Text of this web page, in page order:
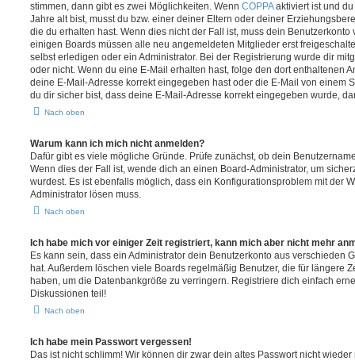
stimmen, dann gibt es zwei Möglichkeiten. Wenn COPPAaktiviert ist und
Jahre alt bist, musst du bzw. einer deiner Eltern oder deiner
die du erhalten hast. Wenn dies nicht der Fall ist, muss dein
einigen Boards müssen alle neu angemeldeten Mitglieder erst
selbst erledigen oder ein Administrator. Bei der Registrierung wurde dir
oder nicht. Wenn du eine E-Mail erhalten hast, folge den dort enthaltenen
deine E-Mail-Adresse korrekt eingegeben hast oder die E-Mail von einem
du dir sicher bist, dass deine E-Mail-Adresse korrekt eingegeben wurde,
Nach oben
Warum kann ich mich nicht anmelden?
Dafür gibt es viele mögliche Gründe. Prüfe zunächst, ob dein
Wenn dies der Fall ist, wende dich an einen Board-Administrator, um
wurdest. Es ist ebenfalls möglich, dass ein Konfigurationsproblem mit der
Administrator lösen muss.
Nach oben
Ich habe mich vor einiger Zeit registriert, kann mich aber nicht mehr
Es kann sein, dass ein Administrator dein Benutzerkonto aus verschieden
hat. Außerdem löschen viele Boards regelmäßig Benutzer, die für längere
haben, um die Datenbankgröße zu verringern. Registriere dich einfach
Diskussionen teil!
Nach oben
Ich habe mein Passwort vergessen!
Das ist nicht schlimm! Wir können dir zwar dein altes Passwort nicht